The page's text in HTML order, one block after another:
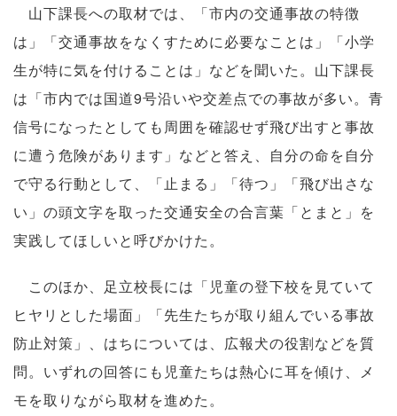
山下課長への取材では、「市内の交通事故の特徴
は」「交通事故をなくすために必要なことは」「小学
生が特に気を付けることは」などを聞いた。山下課長
は「市内では国道9号沿いや交差点での事故が多い。青
信号になったとしても周囲を確認せず飛び出すと事故
に遭う危険があります」などと答え、自分の命を自分
で守る行動として、「止まる」「待つ」「飛び出さな
い」の頭文字を取った交通安全の合言葉「とまと」を
実践してほしいと呼びかけた。
このほか、足立校長には「児童の登下校を見ていて
ヒヤリとした場面」「先生たちが取り組んでいる事故
防止対策」、はちについては、広報犬の役割などを質
問。いずれの回答にも児童たちは熱心に耳を傾け、メ
モを取りながら取材を進めた。